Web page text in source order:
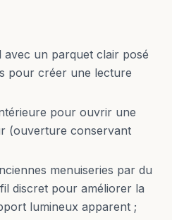
avec un parquet clair posé
pour créer une lecture
pour ouvrir une
(ouverture conservant
menuiseries par du
discret pour améliorer la
lumineux apparent ;